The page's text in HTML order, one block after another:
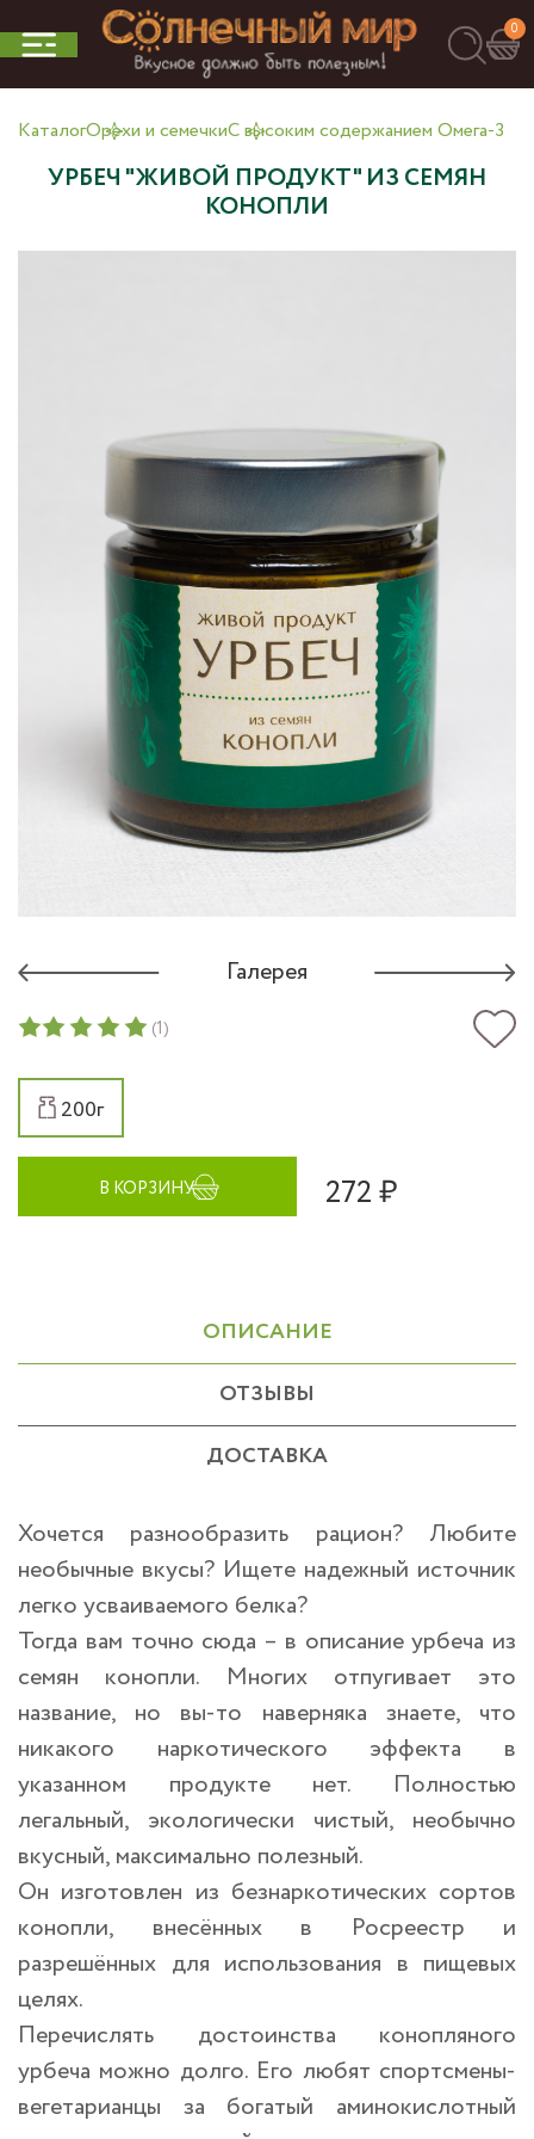
0
КаталогОрехи и семечкиС высоким содержанием Омега-3
УРБЕЧ "ЖИВОЙ ПРОДУКТ" ИЗ СЕМЯН
КОНОПЛИ
Галерея
(1)
200г
В КОРЗИНУ 272 ₽
ОПИСАНИЕ
ОТЗЫВЫ
ДОСТАВКА
Хочется разнообразить рацион? Любите
необычные вкусы? Ищете надежный источник
легко усваиваемого белка?
Тогда вам точно сюда – в описание урбеча из
семян конопли. Многих отпугивает это
название, но вы-то наверняка знаете, что
никакого наркотического эффекта в
указанном продукте нет. Полностью
легальный, экологически чистый, необычно
вкусный, максимально полезный.
Он изготовлен из безнаркотических сортов
конопли, внесённых в Росреестр и
разрешённых для использования в пищевых
целях.
Перечислять достоинства конопляного
урбеча можно долго. Его любят спортсмены-
вегетарианцы за богатый аминокислотный